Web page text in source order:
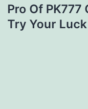
Pro Of
Try Your